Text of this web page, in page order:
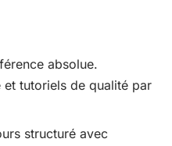
absolue.
tutoriels de qualité par
structuré avec